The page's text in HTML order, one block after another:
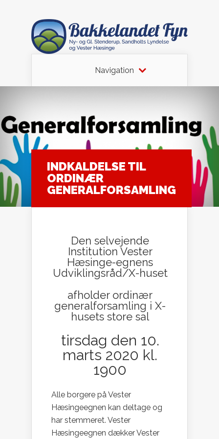
Navigation
INDKALDELSE TIL
ORDINÆR
GENERALFORSAMLING
Den selvejende
Institution Vester
Hæsinge-egnens
Udviklingsråd/X-huset
afholder ordinær
generalforsamling i X-
husets store sal
tirsdag den 10.
marts 2020 kl.
1900
Alle borgere på Vester
Hæsingeegnen kan deltage og
har stemmeret. Vester
Hæsingeegnen dækker Vester